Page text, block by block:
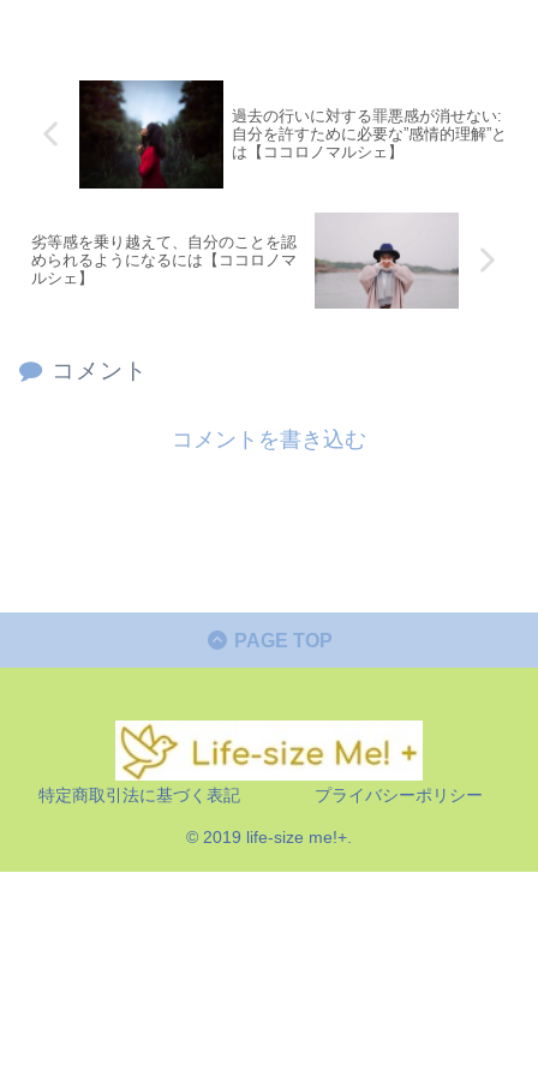
過去の行いに対する罪悪感が消せない:
自分を許すために必要な”感情的理解”と
は【ココロノマルシェ】
劣等感を乗り越えて、自分のことを認
められるようになるには【ココロノマ
ルシェ】
コメント
コメントを書き込む
PAGE TOP
特定商取引法に基づく表記 プライバシーポリシー
© 2019 life-size me!+.